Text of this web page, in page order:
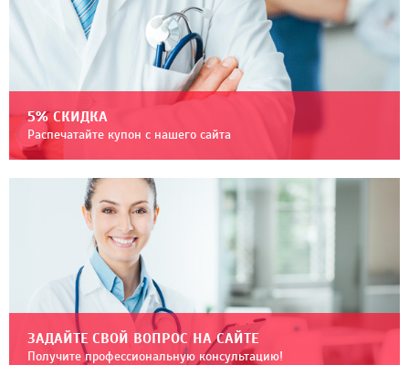
5% СКИДКА
Распечатайте купон с нашего сайта
ЗАДАЙТЕ СВОЙ ВОПРОС НА САЙТЕ
Получите профессиональную консультацию!